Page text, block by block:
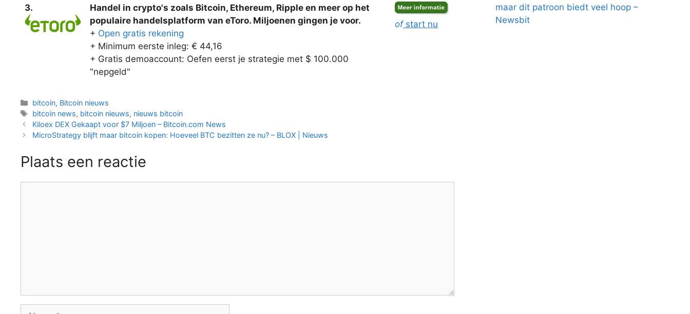
3.
Handel in crypto's zoals Bitcoin, Ethereum, Ripple en meer op het
populaire handelsplatform van eToro. Miljoenen gingen je voor.
+ Open gratis rekening
+ Minimum eerste inleg: € 44,16
+ Gratis demoaccount: Oefen eerst je strategie met $ 100.000
"nepgeld"
ofstart nu
Categorieën
bitcoin, Bitcoin nieuws
Tags
bitcoin news, bitcoin nieuws, nieuws bitcoin
Berichtnavigatie
Kiloex DEX Gekaapt voor $7 Miljoen – Bitcoin.com News
MicroStrategy blijft maar bitcoin kopen: Hoeveel BTC bezitten ze nu? – BLOX | Nieuws
Plaats een reactie
Naam
maar dit patroon biedt veel hoop –
Newsbit